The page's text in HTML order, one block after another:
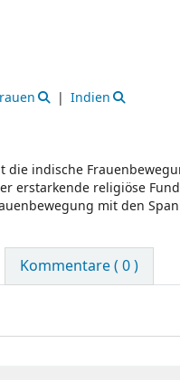
Indien
die indische
erstarkende religiöse
mit den
Kommentare ( 0 )